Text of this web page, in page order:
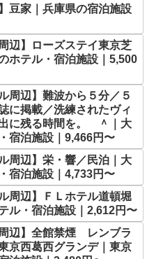
豆家｜兵庫県の宿泊施設
辺】ローズステイ東京芝
ホテル・宿泊施設｜5,500
周辺】難波から５分／５
に掲載／洗練されたヴィ
に残る時間を。 ＾｜大
宿泊施設｜9,466円〜
周辺】栄・響／民泊｜大
宿泊施設｜4,733円〜
周辺】ＦＬホテル道頓堀
ル・宿泊施設｜2,612円〜
周辺】全館禁煙 レンブラ
京西葛西グランデ｜東京